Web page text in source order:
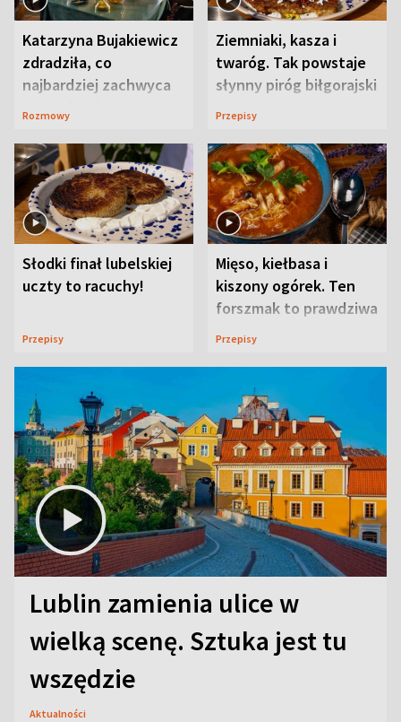
Katarzyna Bujakiewicz
zdradziła, co
najbardziej zachwyca
ją w Lublinie
Rozmowy
Ziemniaki, kasza i
twaróg. Tak powstaje
słynny piróg biłgorajski
Przepisy
Słodki finał lubelskiej
uczty to racuchy!
Przepisy
Mięso, kiełbasa i
kiszony ogórek. Ten
forszmak to prawdziwa
uczta
Przepisy
Lublin zamienia ulice w
wielką scenę. Sztuka jest tu
wszędzie
Aktualności